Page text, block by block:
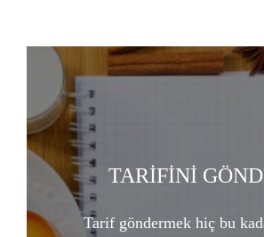
TARİFİNİ
Tarif göndermek hiç bu